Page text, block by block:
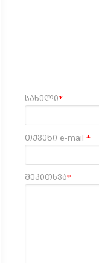
სახელი*
თქვენი e-mail *
შეკითხვა*